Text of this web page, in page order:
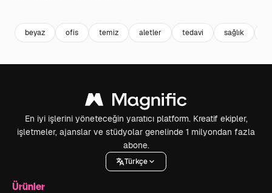
beyaz ofis temiz aletler tedavi sağlık
En iyi işlerini yöneteceğin yaratıcı platform. Kreatif ekipler,
işletmeler, ajanslar ve stüdyolar genelinde 1 milyondan fazla
abone.
Türkçe
Ürünler